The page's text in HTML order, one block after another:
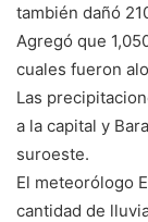
también dañó
Agregó que
cuales fueron
Las
a la capital y
suroeste.
El meteorólogo
cantidad de